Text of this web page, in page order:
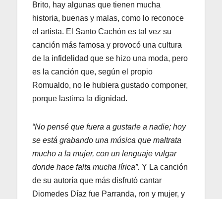
Brito, hay algunas que tienen mucha
historia, buenas y malas, como lo reconoce
el artista. El Santo Cachón es tal vez su
canción más famosa y provocó una cultura
de la infidelidad que se hizo una moda, pero
es la canción que, según el propio
Romualdo, no le hubiera gustado componer,
porque lastima la dignidad.
“No pensé que fuera a gustarle a nadie; hoy
se está grabando una música que maltrata
mucho a la mujer, con un lenguaje vulgar
donde hace falta mucha lírica”. Y La canción
de su autoría que más disfrutó cantar
Diomedes Díaz fue Parranda, ron y mujer, y